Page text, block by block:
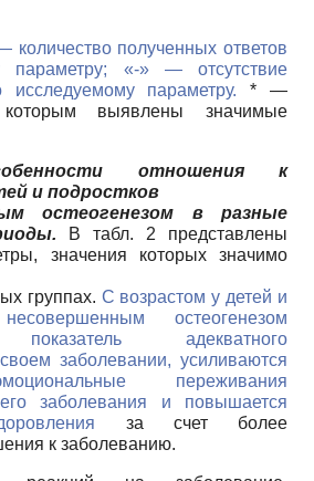
количество полученных ответов
параметру; «-» — отсутствие
параметру. * —
выявлены значимые
отношения к
и подростков
остеогенезом в разные
В табл. 2 представлены
значения которых значимо
группах. С возрастом у детей и
остеогенезом
показатель адекватного
заболевании, усиливаются
переживания
заболевания и повышается
за счет более
к заболеванию.